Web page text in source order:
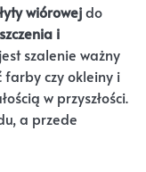
wiórowejdo
i
szalenie ważny
czy okleiny i
w przyszłości.
a przede